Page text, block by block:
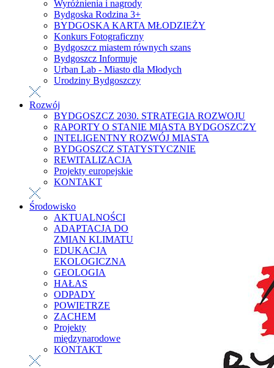
Wyróżnienia i nagrody
Bydgoska Rodzina 3+
BYDGOSKA KARTA MŁODZIEŻY
Konkurs Fotograficzny
Bydgoszcz miastem równych szans
Bydgoszcz Informuje
Urban Lab - Miasto dla Młodych
Urodziny Bydgoszczy
Rozwój
BYDGOSZCZ 2030. STRATEGIA ROZWOJU
RAPORTY O STANIE MIASTA BYDGOSZCZY
INTELIGENTNY ROZWÓJ MIASTA
BYDGOSZCZ STATYSTYCZNIE
REWITALIZACJA
Projekty europejskie
KONTAKT
Środowisko
AKTUALNOŚCI
ADAPTACJA DO
ZMIAN KLIMATU
EDUKACJA
EKOLOGICZNA
GEOLOGIA
HAŁAS
ODPADY
POWIETRZE
ZACHEM
Projekty
międzynarodowe
KONTAKT